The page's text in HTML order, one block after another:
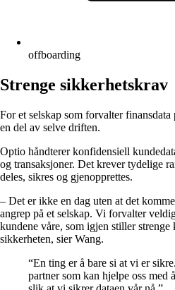
offboarding
Strenge sikkerhetskrav
For et selskap som forvalter
en del av selve driften.
Optio håndterer konfidensiell
og transaksjoner. Det krever tydelige
deles, sikres og gjenopprettes.
– Det er ikke en dag uten at det
angrep på et selskap. Vi forvalter
kundene våre, som igjen stiller
sikkerheten, sier Wang.
“En ting er å bare si at vi er
partner som kan hjelpe oss med